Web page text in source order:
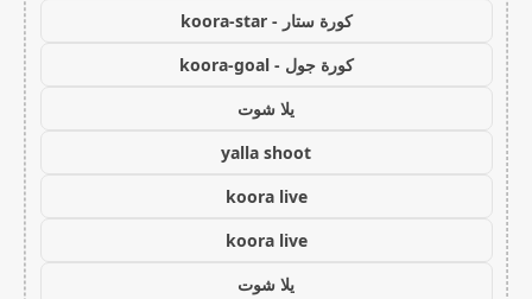
كورة ستار - koora-star
كورة جول - koora-goal
يلا شوت
yalla shoot
koora live
koora live
يلا شوت